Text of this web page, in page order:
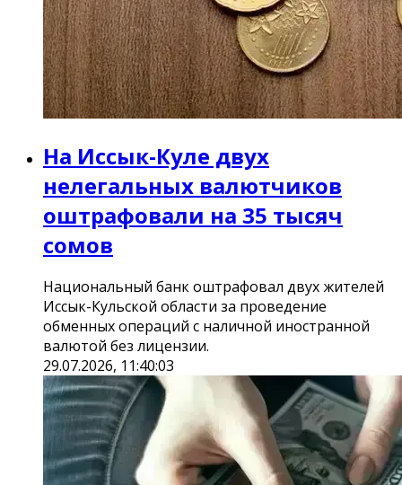
На Иссык-Куле двух
нелегальных валютчиков
оштрафовали на 35 тысяч
сомов
Национальный банк оштрафовал двух жителей
Иссык-Кульской области за проведение
обменных операций с наличной иностранной
валютой без лицензии.
29.07.2026, 11:40:03